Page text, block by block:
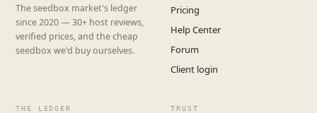
The seedbox market's ledger
since 2020 — 30+ host reviews,
verified prices, and the cheap
seedbox we'd buy ourselves.
Pricing
Help Center
Forum
Client login
THE LEDGER TRUST